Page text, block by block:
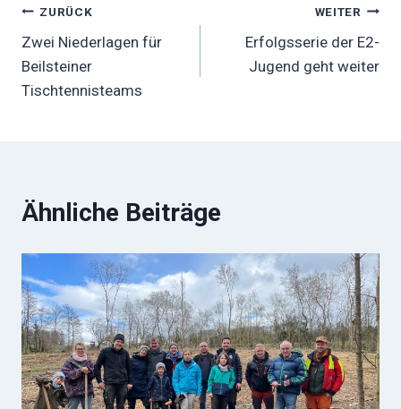
Beitragsnavigation
ZURÜCK
Zwei Niederlagen für
Beilsteiner
Tischtennisteams
WEITER
Erfolgsserie der E2-
Jugend geht weiter
Ähnliche Beiträge